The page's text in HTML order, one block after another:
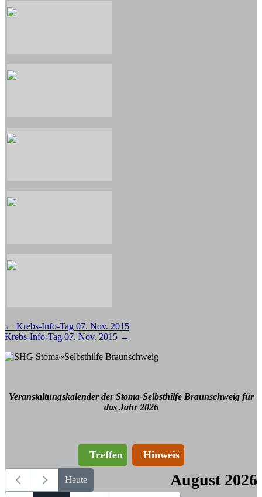
Beitragsnavigation
← Krebs-Info-Tag 07. Nov. 2015
Krebs-Info-Tag 07. Nov. 2015 →
Veranstaltungskalender der Stoma-Selbsthilfe Braunschweig für
das Jahr 2026
Treffen Hinweis
Heute August 2026